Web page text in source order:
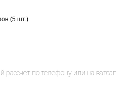
(5 шт.)